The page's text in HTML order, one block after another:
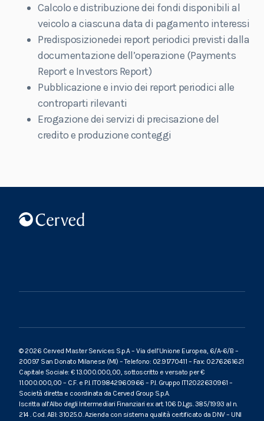
Calcolo e distribuzione dei fondi disponibili al
veicolo a ciascuna data di pagamento interessi
Predisposizionedei report periodici previsti dalla
documentazione dell’operazione (Payments
Report e Investors Report)
Pubblicazione e invio dei report periodici alle
controparti rilevanti
Erogazione dei servizi di precisazione del
credito e produzione conteggi
© 2026 Cerved Master Services S.p.A – Via dell’Unione Europea, 6/A-6/B –
20097 San Donato Milanese (MI) – Telefono: 02.91770411 – Fax: 02.76261621
Capitale Sociale: € 13.000.000,00, sottoscritto e versato per €
11.000.000,00 – C.F. e P.I. IT09842960966 – P.I. Gruppo IT12022630961 –
Società diretta e coordinata da Cerved Group S.p.A.
Iscritta all’Albo degli Intermediari Finanziari ex art. 106 D.Lgs. 385/1993 al n.
214 . Cod. ABI: 31025.0. Azienda con sistema qualità certificato da DNV – UNI